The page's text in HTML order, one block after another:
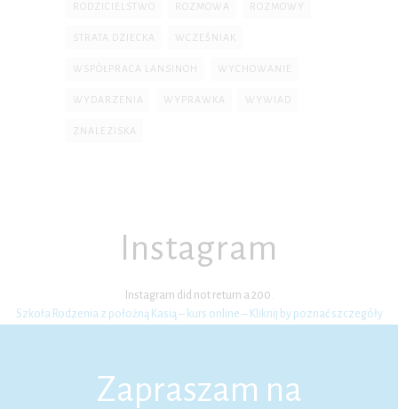
RODZICIELSTWO ROZMOWA ROZMOWY
STRATA DZIECKA WCZEŚNIAK
WSPÓŁPRACA LANSINOH WYCHOWANIE
WYDARZENIA WYPRAWKA WYWIAD
ZNALEZISKA
Instagram
Instagram did not return a 200.
Szkoła Rodzenia z położną Kasią – kurs online – Kliknij by poznać szczegóły
Zapraszam na